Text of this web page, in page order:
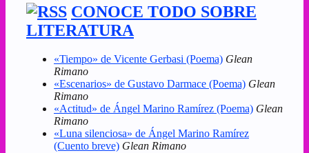
CONOCE TODO SOBRE
LITERATURA
«Tiempo» de Vicente Gerbasi (Poema) Glean
Rimano
«Escenarios» de Gustavo Darmace (Poema) Glean
Rimano
«Actitud» de Ángel Marino Ramírez (Poema) Glean
Rimano
«Luna silenciosa» de Ángel Marino Ramírez
(Cuento breve) Glean Rimano